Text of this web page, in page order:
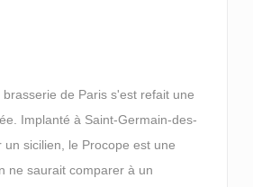
de Paris s'est refait une
Implanté à Saint-Germain-des-
un sicilien, le Procope est une
ne saurait comparer à un